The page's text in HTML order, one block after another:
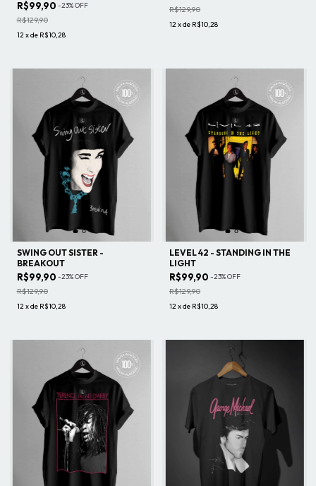
R$99,90 -23%OFF
R$129,90
12xde R$10,28
R$129,90
12xde R$10,28
SWING OUT SISTER -
BREAKOUT
R$99,90 -23%OFF
R$129,90
12xde R$10,28
LEVEL 42 - STANDING IN THE
LIGHT
R$99,90 -23%OFF
R$129,90
12xde R$10,28